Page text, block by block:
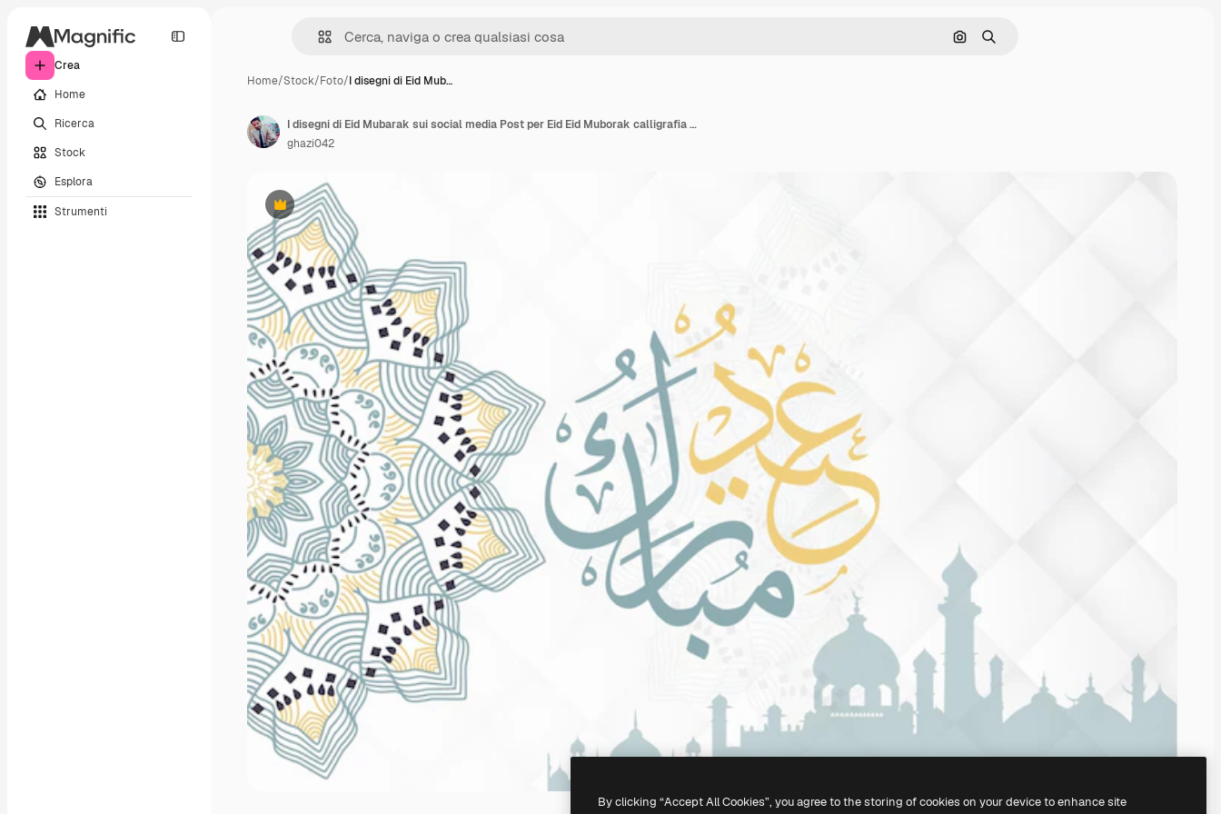
Crea
Home
Ricerca
Stock
Esplora
Strumenti
Cerca per immagine
Ricerca
Home/Stock/Foto/I disegni di Eid Mub…
Premium
I disegni di Eid Mubarak sui social media Post per Eid Eid Muborak calligrafia Calligrafia islamica
ghazi042
By clicking “Accept All Cookies”, you agree to the storing of cookies on your device to enhance site